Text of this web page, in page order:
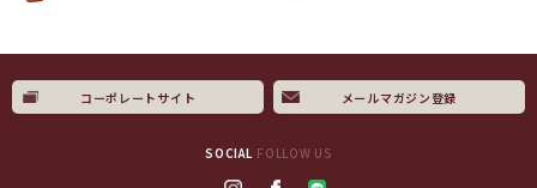
コーポレートサイト メールマガジン登録
SOCIAL FOLLOW US